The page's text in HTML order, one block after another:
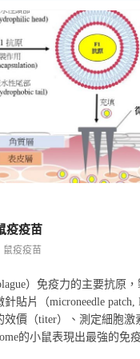
疫疫苗
鼠疫疫苗
）免疫力的主要抗原
貼片（microneedle
價（titer）、測定細胞
的小鼠表現出最強的